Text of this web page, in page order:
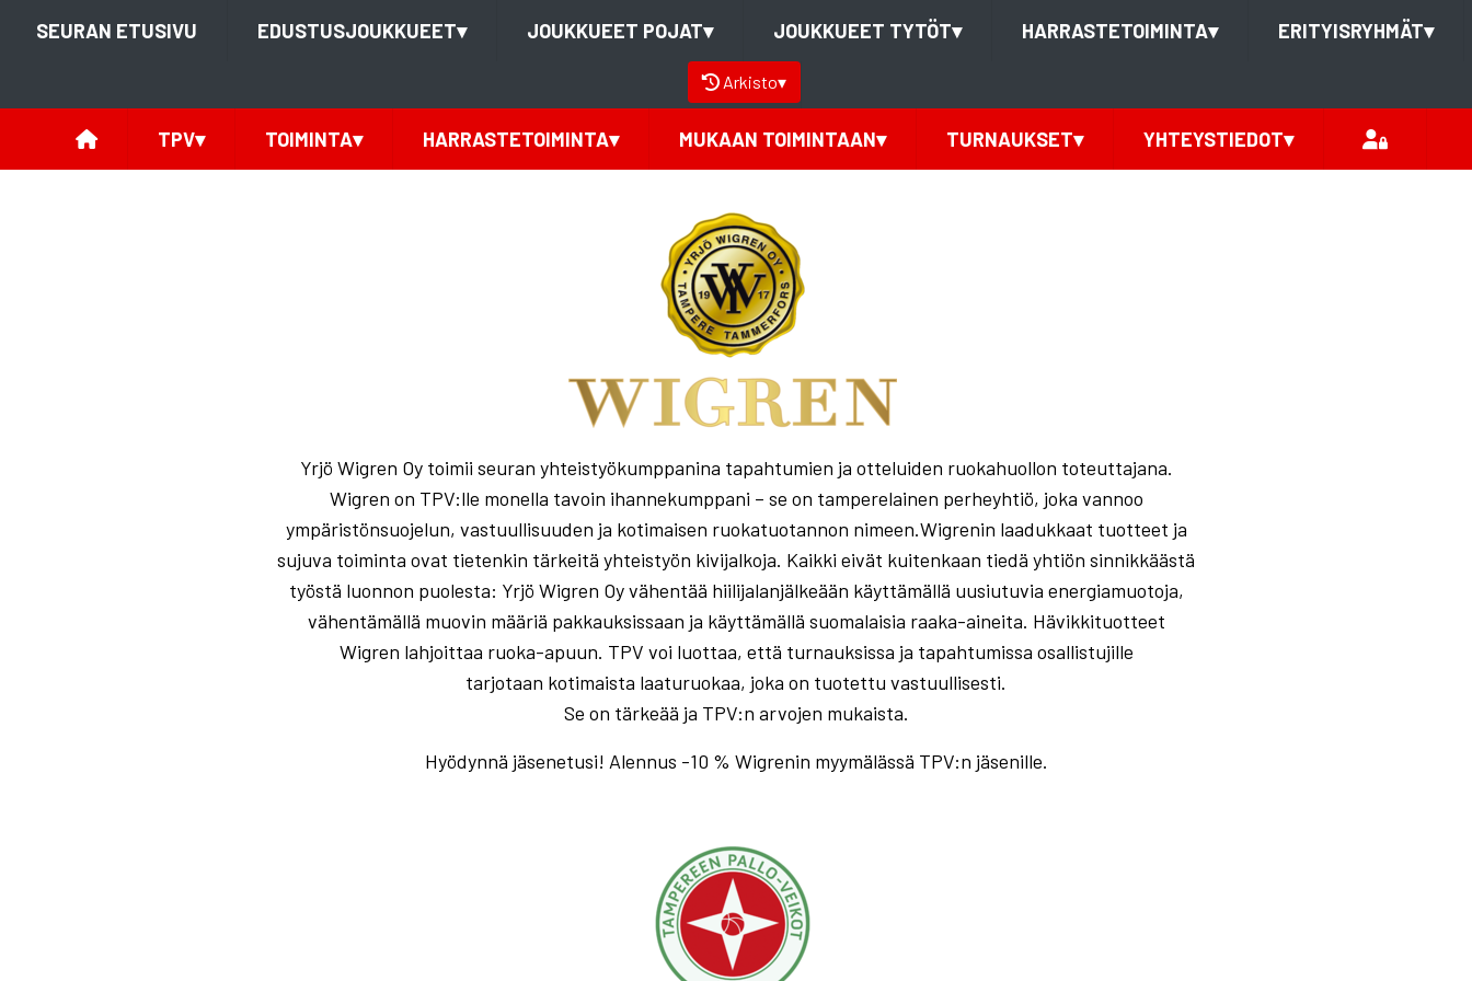
SEURAN ETUSIVU EDUSTUSJOUKKUEET▾ JOUKKUEET POJAT▾ JOUKKUEET TYTÖT▾ HARRASTETOIMINTA▾ ERITYISRYHMÄT▾
Arkisto▾
TPV▾ TOIMINTA▾ HARRASTETOIMINTA▾ MUKAAN TOIMINTAAN▾ TURNAUKSET▾ YHTEYSTIEDOT▾
Yrjö Wigren Oy toimii seuran yhteistyökumppanina tapahtumien ja otteluiden ruokahuollon toteuttajana.
Wigren on TPV:lle monella tavoin ihannekumppani – se on tamperelainen perheyhtiö, joka vannoo
ympäristönsuojelun, vastuullisuuden ja kotimaisen ruokatuotannon nimeen.Wigrenin laadukkaat tuotteet ja
sujuva toiminta ovat tietenkin tärkeitä yhteistyön kivijalkoja. Kaikki eivät kuitenkaan tiedä yhtiön sinnikkäästä
työstä luonnon puolesta: Yrjö Wigren Oy vähentää hiilijalanjälkeään käyttämällä uusiutuvia energiamuotoja,
vähentämällä muovin määriä pakkauksissaan ja käyttämällä suomalaisia raaka-aineita. Hävikkituotteet
Wigren lahjoittaa ruoka-apuun. TPV voi luottaa, että turnauksissa ja tapahtumissa osallistujille
tarjotaan kotimaista laaturuokaa, joka on tuotettu vastuullisesti.
Se on tärkeää ja TPV:n arvojen mukaista.
Hyödynnä jäsenetusi! Alennus -10 % Wigrenin myymälässä TPV:n jäsenille.